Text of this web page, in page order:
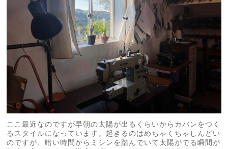
ここ最近なのですが早朝の太陽が出るくらいからカバンをつく
るスタイルになっています。起きるのはめちゃくちゃしんどい
のですが、暗い時間からミシンを踏んでいて太陽がでる瞬間が